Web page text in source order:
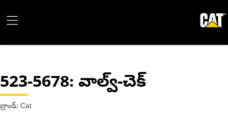
523-5678: వాల్వ్-చెక్
బ్రాండ్: Cat